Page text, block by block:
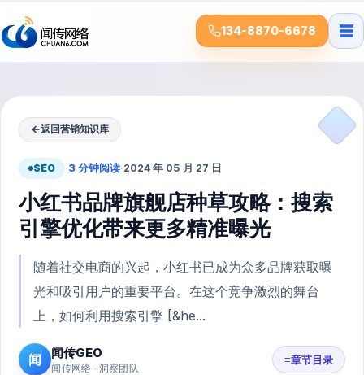
134-8870-6678 ☰
←返回营销知识库
SEO ·3 分钟阅读·2024 年 05 月 27 日
小红书品牌旗舰店种草攻略：搜索
引擎优化带来更多精准曝光
随着社交电商的兴起，小红书已成为众多品牌获取曝
光和吸引用户的重要平台。在这个竞争激烈的舞台
上，如何利用搜索引擎 [&he...
闻 闻传GEO
闻传网络 · 洞察团队
≡章节目录